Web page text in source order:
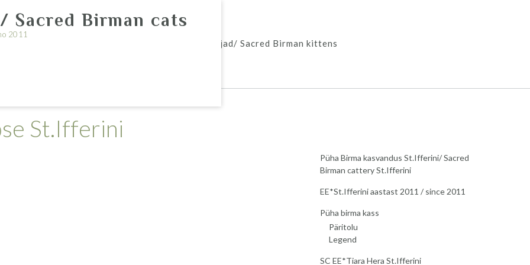
Sacred Birman cats
2011
Püha Birma kassipojad/ Sacred Birman kittens
St.Ifferini
Püha Birma kasvandus St.Ifferini/ Sacred
Birman cattery St.Ifferini
EE*St.Ifferini aastast 2011 / since 2011
Püha birma kass
Päritolu
Legend
SC EE*Tiara Hera St.Ifferini